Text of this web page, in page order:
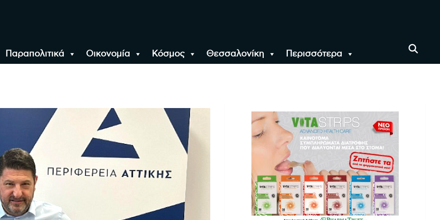
Παραπολιτικά Οικονομία Κόσμος Θεσσαλονίκη Περισσότερα